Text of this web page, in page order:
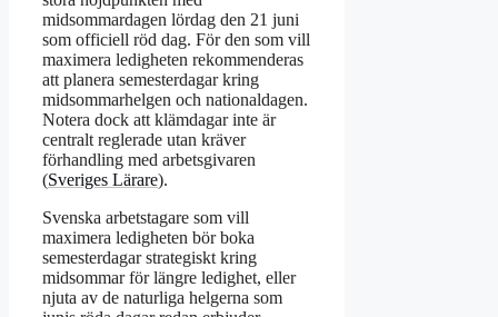
midsommardagen lördag den 21 juni
som officiell röd dag. För den som vill
maximera ledigheten rekommenderas
att planera semesterdagar kring
midsommarhelgen och nationaldagen.
Notera dock att klämdagar inte är
centralt reglerade utan kräver
förhandling med arbetsgivaren
(Sveriges Lärare).
Svenska arbetstagare som vill
maximera ledigheten bör boka
semesterdagar strategiskt kring
midsommar för längre ledighet, eller
njuta av de naturliga helgerna som